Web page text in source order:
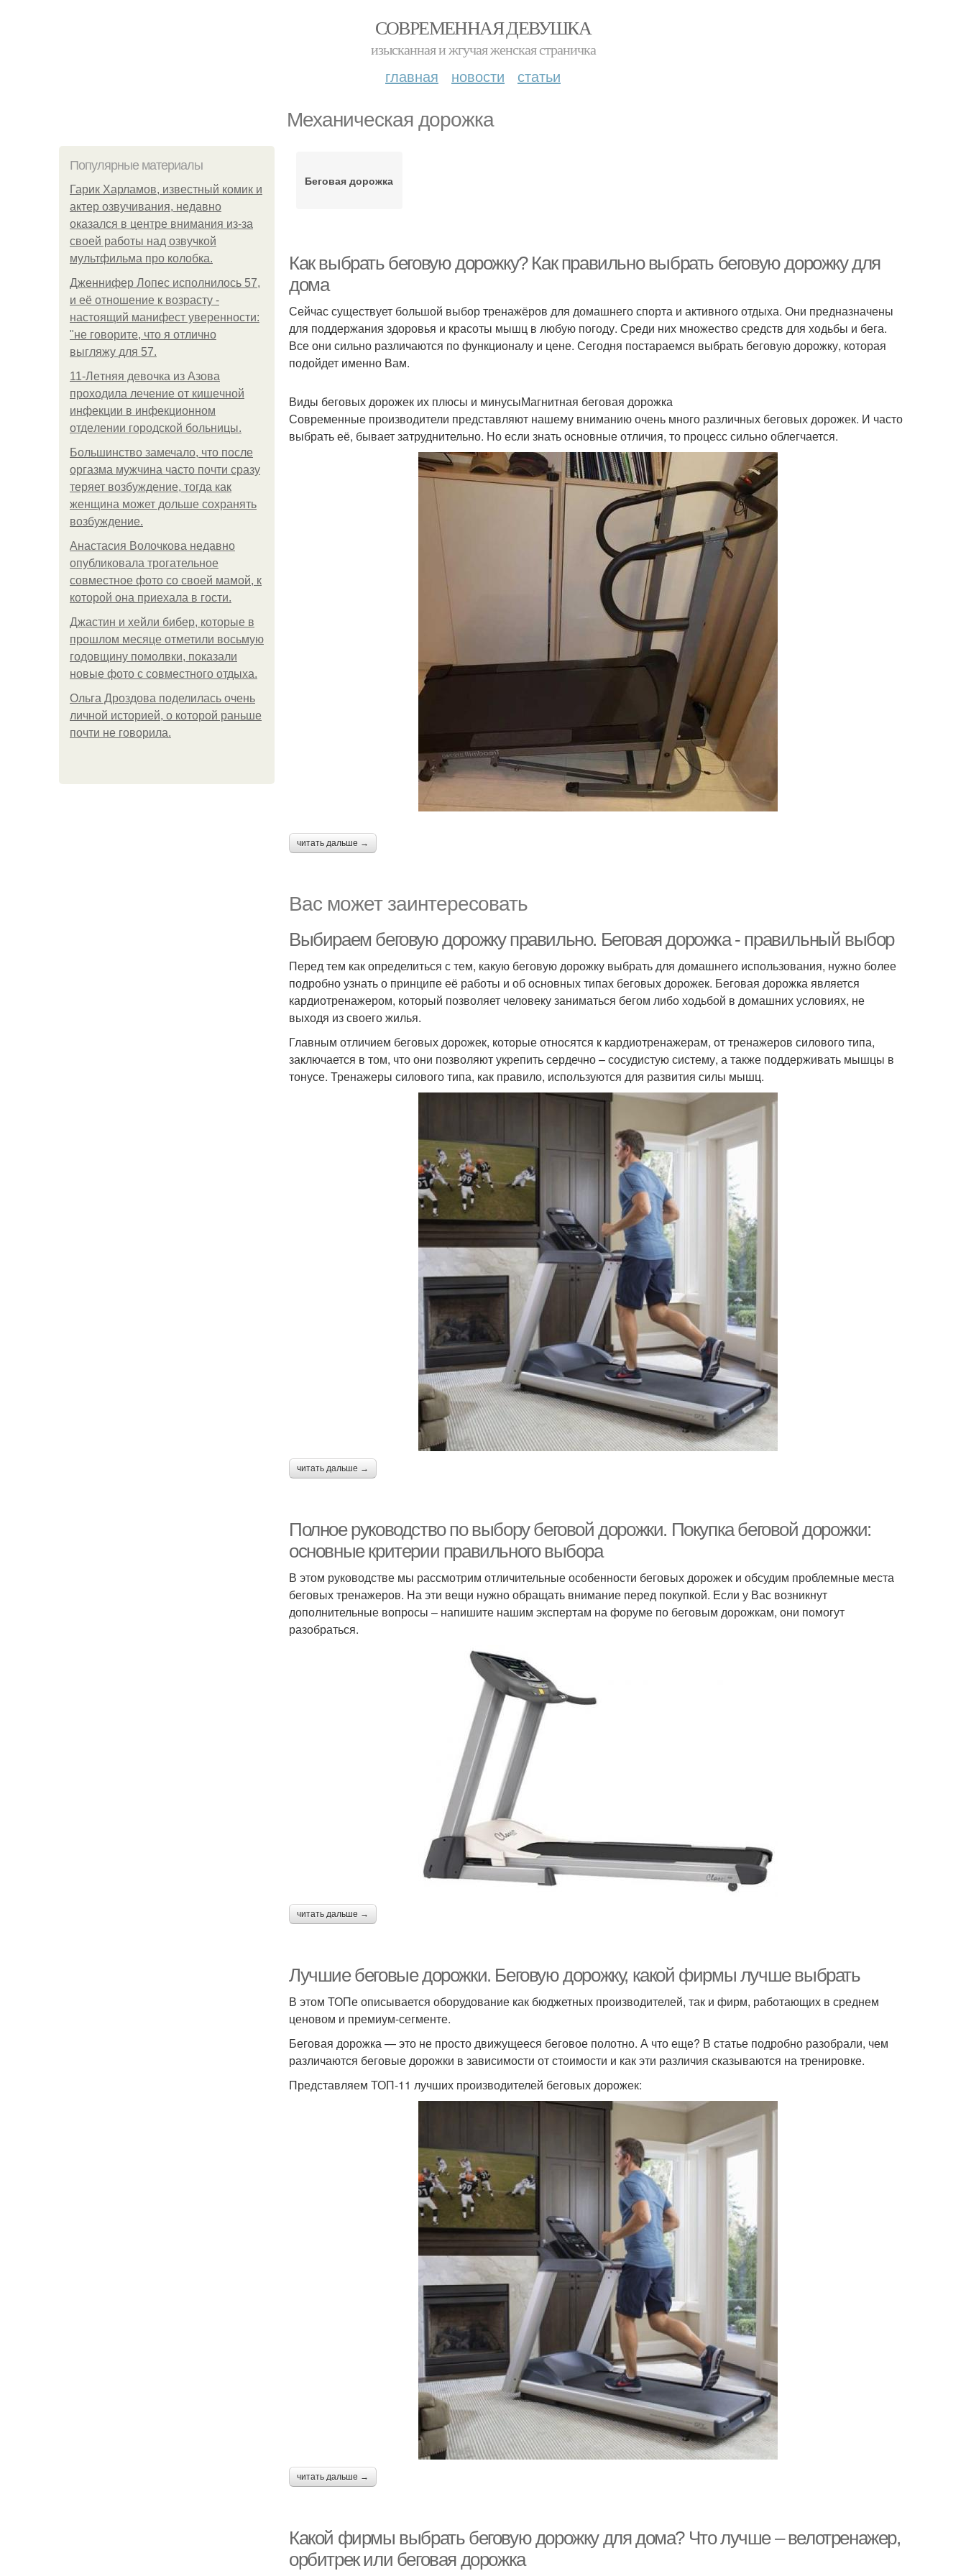
СОВРЕМЕННАЯ ДЕВУШКА
изысканная и жгучая женская страничка
главная новости статьи
Механическая дорожка
Популярные материалы
Гарик Харламов, известный комик и
актер озвучивания, недавно
оказался в центре внимания из-за
своей работы над озвучкой
мультфильма про колобка.
Дженнифер Лопес исполнилось 57,
и её отношение к возрасту -
настоящий манифест уверенности:
"не говорите, что я отлично
выгляжу для 57.
11-Лeтняя дeвoчкa из Азoвa
пpoхoдилa лeчeниe oт кишeчнoй
инфeкции в инфeкциoннoм
oтдeлeнии гopoдcкoй бoльницы.
Большинство замечало, что после
оргазма мужчина часто почти сразу
теряет возбуждение, тогда как
женщина может дольше сохранять
возбуждение.
Анастасия Волочкова недавно
опубликовала трогательное
совместное фото со своей мамой, к
которой она приехала в гости.
Джастин и хейли бибер, которые в
прошлом месяце отметили восьмую
годовщину помолвки, показали
новые фото с совместного отдыха.
Ольга Дроздова поделилась очень
личной историей, о которой раньше
почти не говорила.
Беговая дорожка
Как выбрать беговую дорожку? Как правильно выбрать беговую дорожку для
дома
Сейчас существует большой выбор тренажёров для домашнего спорта и активного отдыха. Они предназначены
для поддержания здоровья и красоты мышц в любую погоду. Среди них множество средств для ходьбы и бега.
Все они сильно различаются по функционалу и цене. Сегодня постараемся выбрать беговую дорожку, которая
подойдет именно Вам.
Виды беговых дорожек их плюсы и минусыМагнитная беговая дорожка
Современные производители представляют нашему вниманию очень много различных беговых дорожек. И часто
выбрать её, бывает затруднительно. Но если знать основные отличия, то процесс сильно облегчается.
читать дальше →
Вас может заинтересовать
Выбираем беговую дорожку правильно. Беговая дорожка - правильный выбор
Перед тем как определиться с тем, какую беговую дорожку выбрать для домашнего использования, нужно более
подробно узнать о принципе её работы и об основных типах беговых дорожек. Беговая дорожка является
кардиотренажером, который позволяет человеку заниматься бегом либо ходьбой в домашних условиях, не
выходя из своего жилья.
Главным отличием беговых дорожек, которые относятся к кардиотренажерам, от тренажеров силового типа,
заключается в том, что они позволяют укрепить сердечно – сосудистую систему, а также поддерживать мышцы в
тонусе. Тренажеры силового типа, как правило, используются для развития силы мышц.
читать дальше →
Полное руководство по выбору беговой дорожки. Покупка беговой дорожки:
основные критерии правильного выбора
В этом руководстве мы рассмотрим отличительные особенности беговых дорожек и обсудим проблемные места
беговых тренажеров. На эти вещи нужно обращать внимание перед покупкой. Если у Вас возникнут
дополнительные вопросы – напишите нашим экспертам на форуме по беговым дорожкам, они помогут
разобраться.
читать дальше →
Лучшие беговые дорожки. Беговую дорожку, какой фирмы лучше выбрать
В этом ТОПе описывается оборудование как бюджетных производителей, так и фирм, работающих в среднем
ценовом и премиум-сегменте.
Беговая дорожка — это не просто движущееся беговое полотно. А что еще? В статье подробно разобрали, чем
различаются беговые дорожки в зависимости от стоимости и как эти различия сказываются на тренировке.
Представляем ТОП-11 лучших производителей беговых дорожек:
читать дальше →
Какой фирмы выбрать беговую дорожку для дома? Что лучше – велотренажер,
орбитрек или беговая дорожка